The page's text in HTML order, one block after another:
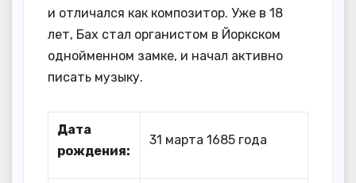
и отличался как композитор. Уже в 18
лет, Бах стал органистом в Йоркском
однойменном замке, и начал активно
писать музыку.
Дата
рождения:
31 марта 1685 года